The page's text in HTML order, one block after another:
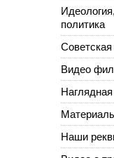
политика
Видео
Наглядная
Наши